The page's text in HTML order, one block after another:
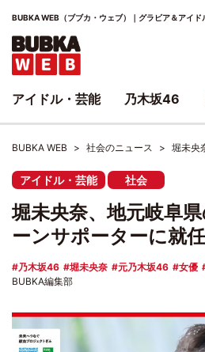
BUBKA WEB（ブブカ・ウェブ）｜グラビア＆アイド
BUBKA WEB 社会のニュース 堀未央
アイドル・芸能 社会
堀未央奈、地元岐阜
ーンサポーターに就任
乃木坂46 堀未央奈 元乃木坂46 女優
BUBKA編集部
アイドル・芸能 乃木坂46